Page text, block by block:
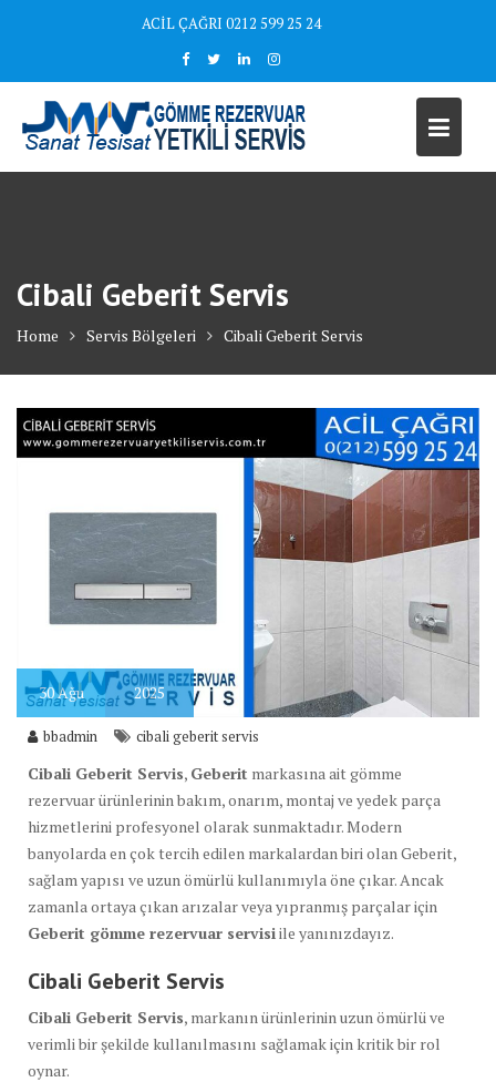
ACİL ÇAĞRI 0212 599 25 24
Cibali Geberit Servis
Home Servis Bölgeleri Cibali Geberit Servis
30Ağu 2025
bbadmin cibali geberit servis
Cibali Geberit Servis, Geberit markasına ait gömme
rezervuar ürünlerinin bakım, onarım, montaj ve yedek parça
hizmetlerini profesyonel olarak sunmaktadır. Modern
banyolarda en çok tercih edilen markalardan biri olan Geberit,
sağlam yapısı ve uzun ömürlü kullanımıyla öne çıkar. Ancak
zamanla ortaya çıkan arızalar veya yıpranmış parçalar için
Geberit gömme rezervuar servisiile yanınızdayız.
Cibali Geberit Servis
Cibali Geberit Servis, markanın ürünlerinin uzun ömürlü ve
verimli bir şekilde kullanılmasını sağlamak için kritik bir rol
oynar.